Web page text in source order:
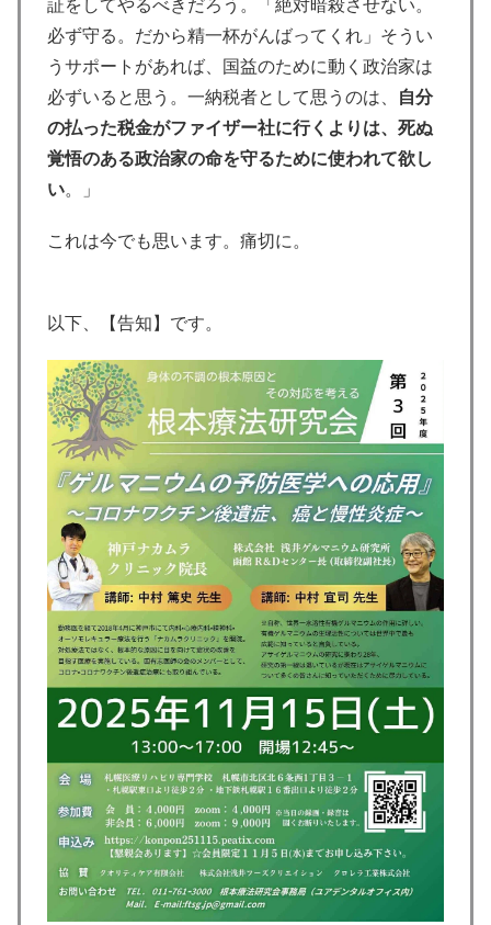
証をしてやるべきだろう。「絶対暗殺させない。
必ず守る。だから精一杯がんばってくれ」そうい
うサポートがあれば、国益のために動く政治家は
必ずいると思う。一納税者として思うのは、
自分
の払った税金がファイザー社に行くよりは、死ぬ
覚悟のある政治家の命を守るために使われて欲し
い。」
これは今でも思います。痛切に。
以下、【告知】です。